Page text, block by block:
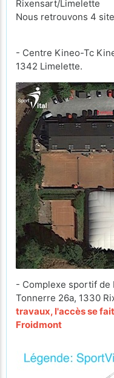
Rixensart/Limelette
Nous retrouvons 4
- Centre Kineo-Tc
1342 Limelette.
- Complexe sportif de
Tonnerre 26a, 1330
travaux, l'accès se
Froidmont